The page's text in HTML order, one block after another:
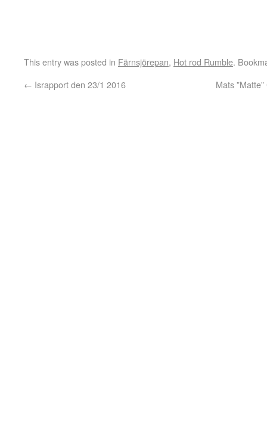
This entry was posted in Färnsjörepan, Hot rod Rumble.
← Israpport den 23/1 2016 Mats